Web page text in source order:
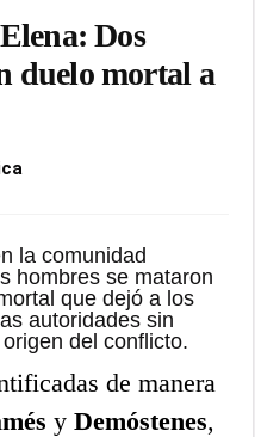
Dos
duelo mortal a
la comunidad
hombres se mataron
que dejó a los
autoridades sin
del conflicto.
de manera
yDemóstenes,